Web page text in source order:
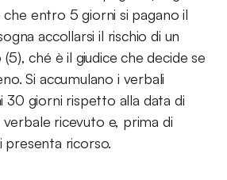
entro 5 giorni si pagano il
accollarsi il rischio di un
ché è il giudice che decide se
Si accumulano i verbali
30 giorni rispetto alla data di
ricevuto e, prima di
presenta ricorso.